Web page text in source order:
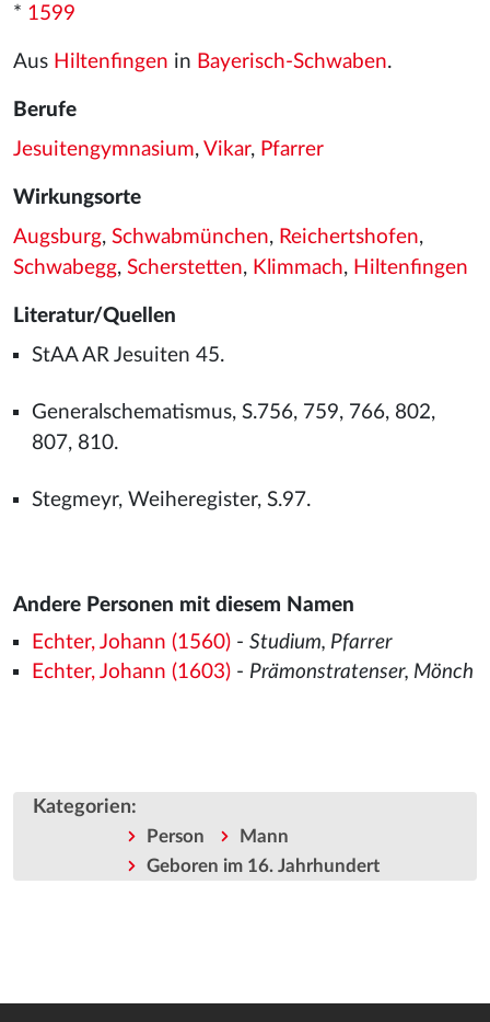
* 1599
Aus Hiltenfingen in Bayerisch-Schwaben.
Berufe
Jesuitengymnasium, Vikar, Pfarrer
Wirkungsorte
Augsburg, Schwabmünchen, Reichertshofen,
Schwabegg, Scherstetten, Klimmach, Hiltenfingen
Literatur/Quellen
StAA AR Jesuiten 45.
Generalschematismus, S.756, 759, 766, 802,
807, 810.
Stegmeyr, Weiheregister, S.97.
Andere Personen mit diesem Namen
Echter, Johann (1560)- Studium, Pfarrer
Echter, Johann (1603)- Prämonstratenser, Mönch
Kategorien:
Person
Mann
Geboren im 16. Jahrhundert